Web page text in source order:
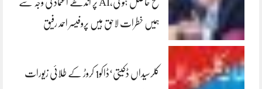
فتح حاصل ہو گی،AI پر اندھے اعتماد کی وجہ سے
ہمیں خطرات لاحق ہیں پروفیسر احمد رفیق
کلرسیداں ڈکیتی‘ڈاکو1 کروڑ کے طلائی زیورات